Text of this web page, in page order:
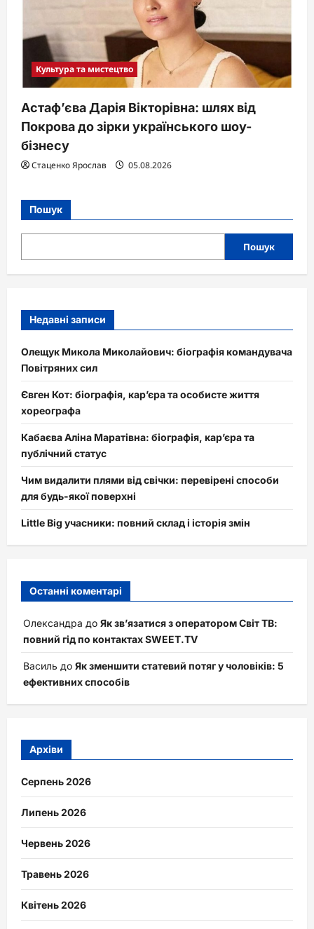
Культура та мистецтво
Астаф’єва Дарія Вікторівна: шлях від
Покрова до зірки українського шоу-
бізнесу
Стаценко Ярослав 05.08.2026
Пошук
Пошук
Недавні записи
Олещук Микола Миколайович: біографія командувача
Повітряних сил
Євген Кот: біографія, кар’єра та особисте життя
хореографа
Кабаєва Аліна Маратівна: біографія, кар’єра та
публічний статус
Чим видалити плями від свічки: перевірені способи
для будь-якої поверхні
Little Big учасники: повний склад і історія змін
Останні коментарі
Олександра до Як зв’язатися з оператором Світ ТВ:
повний гід по контактах SWEET.TV
Василь до Як зменшити статевий потяг у чоловіків: 5
ефективних способів
Архіви
Серпень 2026
Липень 2026
Червень 2026
Травень 2026
Квітень 2026